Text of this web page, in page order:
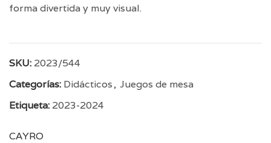
forma divertida y muy visual.
SKU: 2023/544
Categorías: Didácticos, Juegos de mesa
Etiqueta: 2023-2024
CAYRO